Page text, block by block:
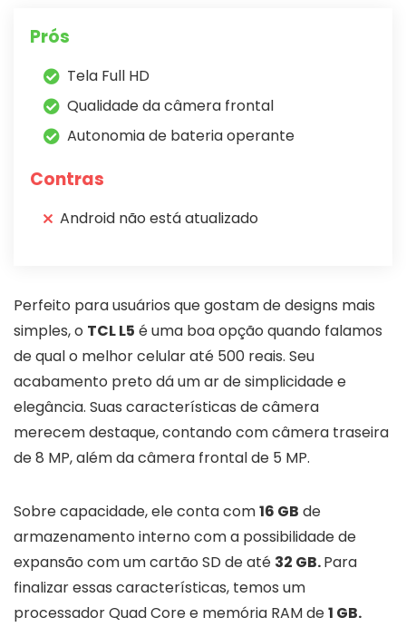
Prós
Tela Full HD
Qualidade da câmera frontal
Autonomia de bateria operante
Contras
Android não está atualizado
Perfeito para usuários que gostam de designs mais
simples, o TCL L5 é uma boa opção quando falamos
de qual o melhor celular até 500 reais. Seu
acabamento preto dá um ar de simplicidade e
elegância. Suas características de câmera
merecem destaque, contando com câmera traseira
de 8 MP, além da câmera frontal de 5 MP.
Sobre capacidade, ele conta com16 GB de
armazenamento interno com a possibilidade de
expansão com um cartão SD de até 32 GB.Para
finalizar essas características, temos um
processador Quad Core e memória RAM de1 GB.